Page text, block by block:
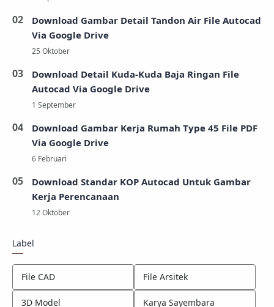
Download Gambar Detail Tandon Air File Autocad
Via Google Drive
Download Detail Kuda-Kuda Baja Ringan File
Autocad Via Google Drive
Download Gambar Kerja Rumah Type 45 File PDF
Via Google Drive
Download Standar KOP Autocad Untuk Gambar
Kerja Perencanaan
Label
File CAD File Arsitek
3D Model Karya Sayembara